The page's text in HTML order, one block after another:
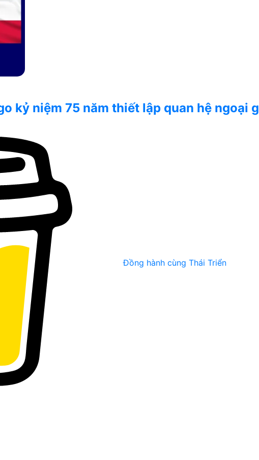
kỷ niệm 75 năm thiết lập quan hệ ngoại
Đồng hành cùng Thái Triển